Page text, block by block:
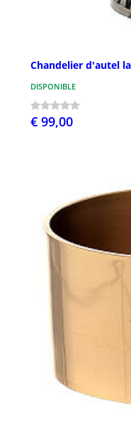
Chandelier d'autel
DISPONIBLE
€ 99,00